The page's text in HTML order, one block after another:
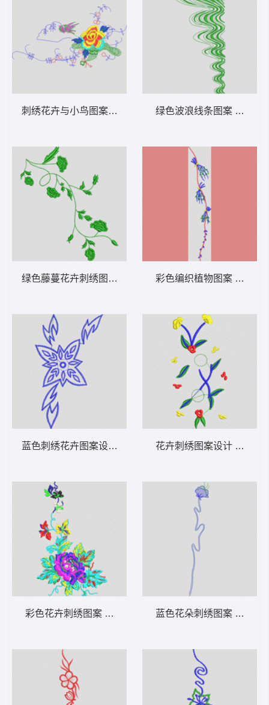
刺绣花卉与小鸟图案 花型
绿色藤蔓花卉刺绣图案 牛仔裤
蓝色刺绣花卉图案设计 牛仔裤
彩色花卉刺绣图案 牛仔裤
绿色波浪线条图案 牛仔裤
彩色编织植物图案 牛仔裤
花卉刺绣图案设计 牛仔裤
蓝色花朵刺绣图案 牛仔裤